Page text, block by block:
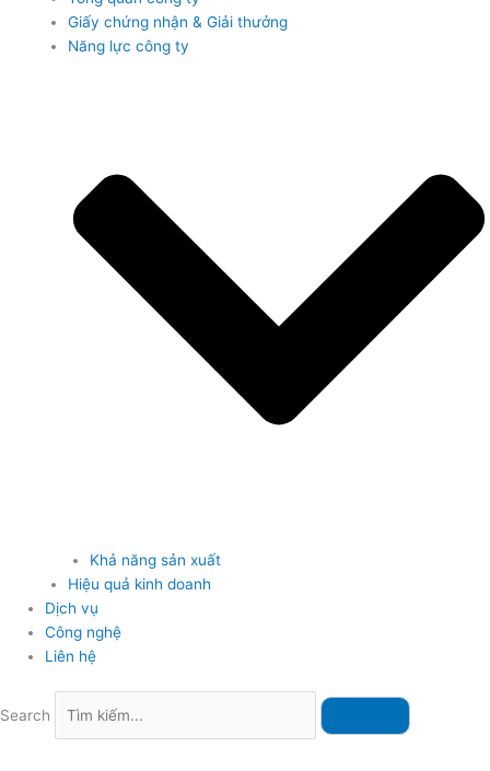
Giấy chứng nhận & Giải thưởng
Năng lực công ty
Khả năng sản xuất
Hiệu quả kinh doanh
Dịch vụ
Công nghệ
Liên hệ
Search